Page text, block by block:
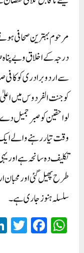
مرحوم بہترین صحافی
درجہ کے اخلاق وبے
سے اردو برادری کوکافی
کو جنت الفردوس میں
لواحقین کو صبر جمیل
وقت تیار رہنے والے
تکلیف دہ سانحہ ہے اور
طرح پھیل گئی اور محبان
سلسلہ ہنوز جاری ہے۔
W
ha
Fa
ce
T